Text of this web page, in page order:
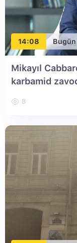
14:08 Bugün
Mikayıl
karbamid
8